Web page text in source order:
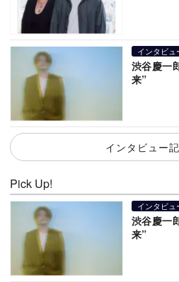
インタビュ
渋谷慶一
来”
インタビュー
Pick Up!
インタビュ
渋谷慶一
来”